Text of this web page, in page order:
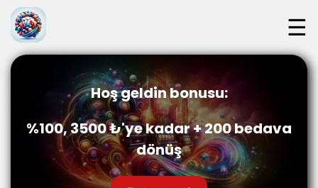
☰
Hoş geldin bonusu:
%100, 3500 ₺'ye kadar + 200 bedava
dönüş